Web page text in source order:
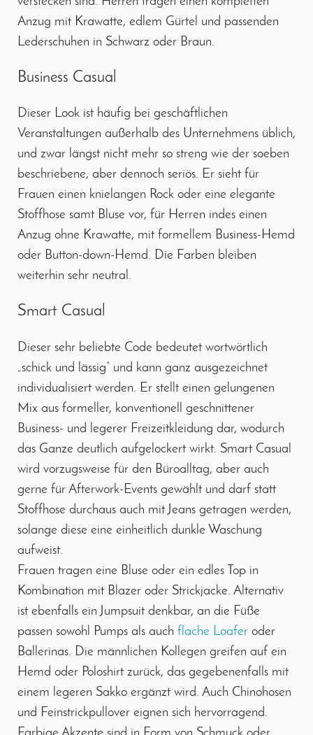
Anzug mit Krawatte, edlem Gürtel und passenden
Lederschuhen in Schwarz oder Braun.
Business Casual
Dieser Look ist häufig bei geschäftlichen
Veranstaltungen außerhalb des Unternehmens üblich,
und zwar längst nicht mehr so streng wie der soeben
beschriebene, aber dennoch seriös. Er sieht für
Frauen einen knielangen Rock oder eine elegante
Stoffhose samt Bluse vor, für Herren indes einen
Anzug ohne Krawatte, mit formellem Business-Hemd
oder Button-down-Hemd. Die Farben bleiben
weiterhin sehr neutral.
Smart Casual
Dieser sehr beliebte Code bedeutet wortwörtlich
„schick und lässig“ und kann ganz ausgezeichnet
individualisiert werden. Er stellt einen gelungenen
Mix aus formeller, konventionell geschnittener
Business- und legerer Freizeitkleidung dar, wodurch
das Ganze deutlich aufgelockert wirkt. Smart Casual
wird vorzugsweise für den Büroalltag, aber auch
gerne für Afterwork-Events gewählt und darf statt
Stoffhose durchaus auch mit Jeans getragen werden,
solange diese eine einheitlich dunkle Waschung
aufweist.
Frauen tragen eine Bluse oder ein edles Top in
Kombination mit Blazer oder Strickjacke. Alternativ
ist ebenfalls ein Jumpsuit denkbar, an die Füße
passen sowohl Pumps als auch flache Loafer oder
Ballerinas. Die männlichen Kollegen greifen auf ein
Hemd oder Poloshirt zurück, das gegebenenfalls mit
einem legeren Sakko ergänzt wird. Auch Chinohosen
und Feinstrickpullover eignen sich hervorragend.